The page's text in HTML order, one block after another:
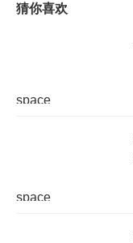
猜你喜欢
space
space